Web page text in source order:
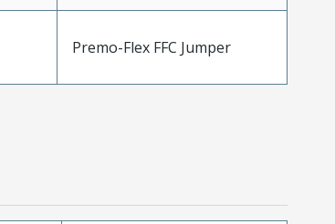
Premo-Flex FFC Jumper